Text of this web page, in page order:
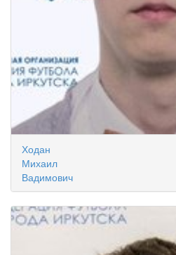
Ходан
Михаил
Вадимович